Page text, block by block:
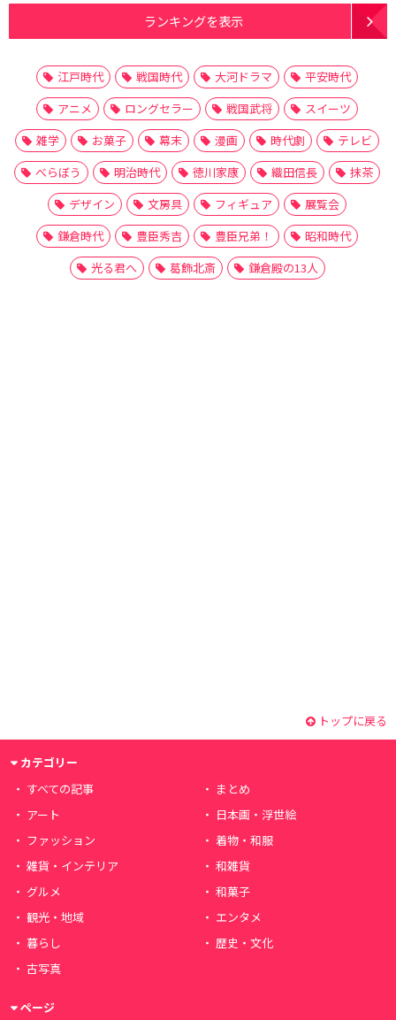
ランキングを表示
江戸時代 戦国時代 大河ドラマ
平安時代
アニメ
ロングセラー 戦国武将
スイーツ
雑学
お菓子 幕末 漫画 時代劇
テレビ
べらぼう
明治時代 徳川家康 織田信長
抹茶
デザイン
文房具 フィギュア
展覧会
鎌倉時代
豊臣秀吉 豊臣兄弟！
昭和時代
光る君へ
葛飾北斎 鎌倉殿の13人
トップに戻る
カテゴリー
すべての記事
まとめ
アート
日本画・浮世絵
ファッション
着物・和服
雑貨・インテリア
和雑貨
グルメ
和菓子
観光・地域
エンタメ
暮らし
歴史・文化
古写真
ページ